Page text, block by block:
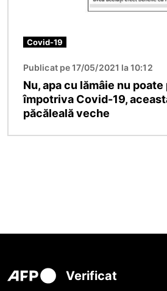
Covid-19
Publicat pe 17/05/2021 la 10:12
Nu, apa cu lămâie nu
împotriva Covid-19,
păcăleală veche
Verificat